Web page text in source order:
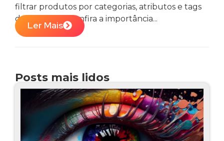
filtrar produtos por categorias, atributos e tags
de produtos. Confira a importância...
Ler Mais
Posts mais lidos